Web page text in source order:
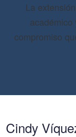
La
compromiso
Cindy